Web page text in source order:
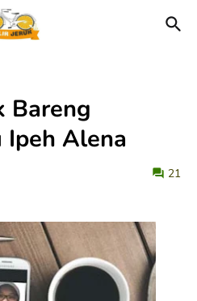
Bareng
Alena
21